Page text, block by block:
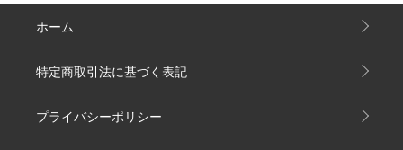
ホーム
特定商取引法に基づく表記
プライバシーポリシー